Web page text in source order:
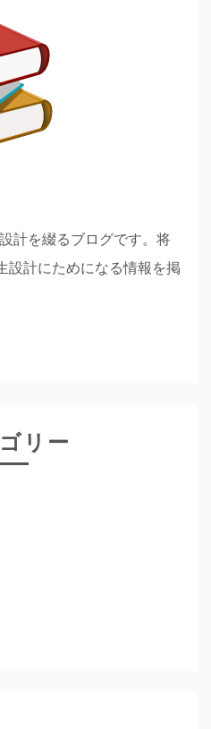
計を綴るブログです。将
設計にためになる情報を掲
リー